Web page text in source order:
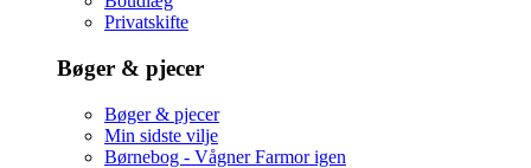
Privatskifte
Bøger & pjecer
Bøger & pjecer
Min sidste vilje
Børnebog - Vågner Farmor igen